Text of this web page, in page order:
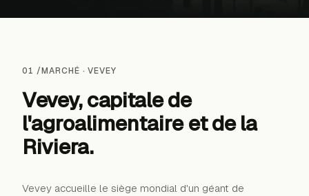
01 /MARCHÉ ·VEVEY
Vevey, capitale de
l'agroalimentaireet de la
Riviera.
Vevey accueille le siège mondial d'un géant de